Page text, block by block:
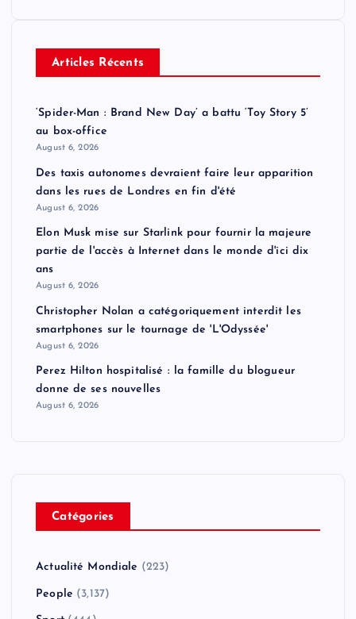
s
t
p
a
i
n
a
n
Articles Récents
‘Spider-Man : Brand New Day’ a battu ‘Toy Story 5’
au box-office
August 6, 2026
Des taxis autonomes devraient faire leur apparition
dans les rues de Londres en fin d'été
August 6, 2026
Elon Musk mise sur Starlink pour fournir la majeure
partie de l'accès à Internet dans le monde d'ici dix
ans
August 6, 2026
Christopher Nolan a catégoriquement interdit les
smartphones sur le tournage de 'L'Odyssée'
August 6, 2026
Perez Hilton hospitalisé : la famille du blogueur
donne de ses nouvelles
August 6, 2026
Catégories
Actualité Mondiale (223)
People (3,137)